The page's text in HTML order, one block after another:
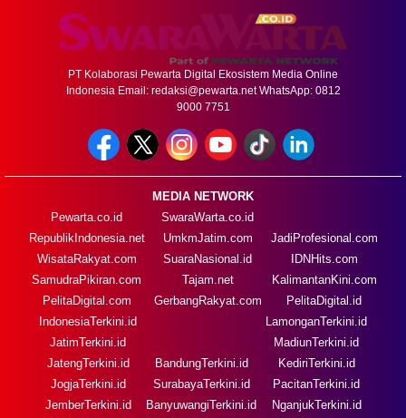
PT Kolaborasi Pewarta Digital Ekosistem Media Online
Indonesia Email: redaksi@pewarta.netWhatsApp: 0812
9000 7751
MEDIA NETWORK
Pewarta.co.id
RepublikIndonesia.net
WisataRakyat.com
SamudraPikiran.com
PelitaDigital.com
SwaraWarta.co.id
UmkmJatim.com
SuaraNasional.id
Tajam.net
GerbangRakyat.com
JadiProfesional.com
IDNHits.com
KalimantanKini.com
PelitaDigital.id
IndonesiaTerkini.id
JatimTerkini.id
JatengTerkini.id
JogjaTerkini.id
JemberTerkini.id
BandungTerkini.id
SurabayaTerkini.id
BanyuwangiTerkini.id
LamonganTerkini.id
MadiunTerkini.id
KediriTerkini.id
PacitanTerkini.id
NganjukTerkini.id